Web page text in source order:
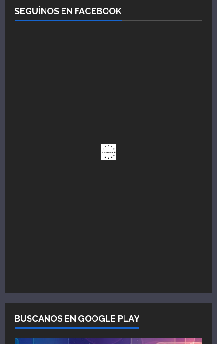
SEGUÍNOS EN FACEBOOK
BUSCANOS EN GOOGLE PLAY